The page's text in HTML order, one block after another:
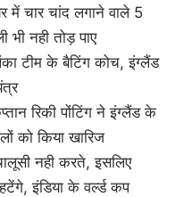
में चार चांद लगाने वाले 5
भी नही तोड़ पाए
टीम के बैटिंग कोच, इंग्लैंड
रिकी पोंटिंग ने इंग्लैंड के
को किया खारिज
नही करते, इसलिए
इंडिया के वर्ल्ड कप